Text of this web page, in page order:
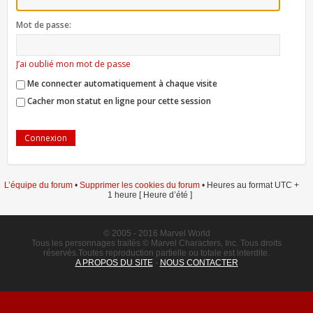
Mot de passe:
J’ai oublié mon mot de passe
Me connecter automatiquement à chaque visite
Cacher mon statut en ligne pour cette session
L’équipe du forum• Supprimer les cookies du forum• Heures au format UTC +
1 heure [ Heure d’été ]
© 2005 - 2016 Marvel World
Tous les personnages traités © Marvel Characters, Inc. Tous droits
réservés.Toutes reproduction partielle ou totale est interdite.
A PROPOS DU SITE- NOUS CONTACTER